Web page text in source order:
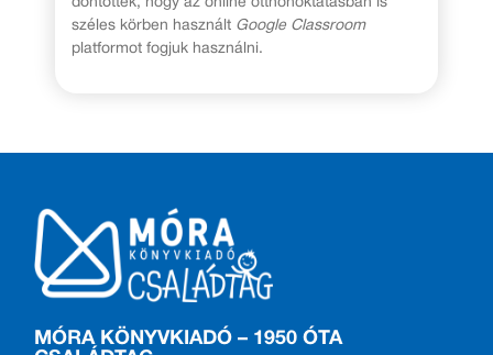
széles körben használt Google Classroom
platformot fogjuk használni.
MÓRA KÖNYVKIADÓ – 1950 ÓTA